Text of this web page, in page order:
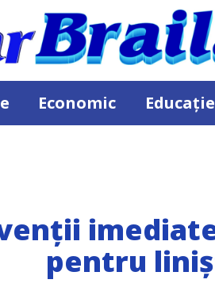
Economic Educație
pentru